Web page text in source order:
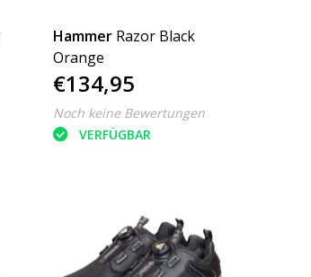
Hammer Razor Black
Orange
€134,95
Noch keine Bewertungen
VERFÜGBAR